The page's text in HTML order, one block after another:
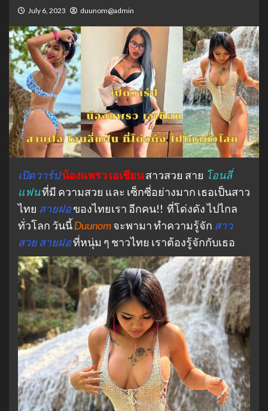
July 6, 2023 duunom@admin
เปิดวาร์ปน้องแพรว เอเชียนสาวสวย สาย โอนลี่
แฟนที่มี ความสวย และ เซ็กซี่อย่างมาก เธอเป็นสาว
ไทย สายฝอของไทยเรา อีกคน!! ที่โด่งดัง ไปไกล
ทั่วโลก วันนี้Duunomจะพามา ทำความรู้จัก สาว
สวย สายฝอที่หนุ่ม ๆ ชาวไทย เราต้องรู้จักกับเธอ